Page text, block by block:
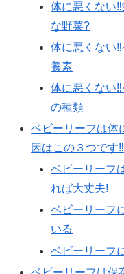
体に悪くない
な野菜?
体に悪くない
養素
体に悪くない
の種類
ベビーリーフは体
因はこの３つです‼
ベビーリーフ
れば大丈夫!
ベビーリーフ
いる
ベビーリーフ